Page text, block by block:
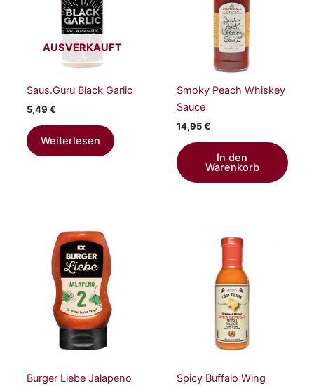
AUSVERKAUFT
Saus.Guru Black Garlic
5,49 €
Weiterlesen
Smoky Peach Whiskey
Sauce
14,95€
In den
Warenkorb
Burger Liebe Jalapeno
Spicy Buffalo Wing